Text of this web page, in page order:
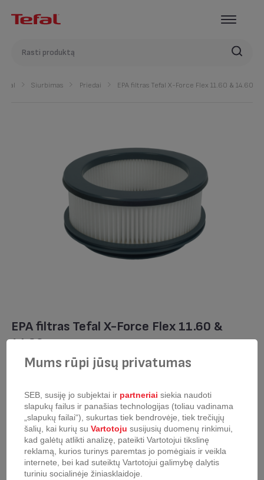
Siurbimas Priedai EPA filtras Tefal X-Force Flex 11.60 & 14.60
EPA filtras Tefal X-Force Flex 11.60 &
14.60
produkto kodas:ZR009008
Sulaikydamas labai didelius kiekius smulkių dalelių, šis filtras užtikrina,
kad patalpų oras bus švarus. Siekiant užtikrinti optimalų našumą,
rekomenduojama valyti filtrą dukart per metus. Norėdami tai padaryti,
išimkite filtrą iš prietaiso, nuplaukite tekančiu vandeniu ir palikite
išdžiūti 24 valandoms. Reguliarus valymas užtikrins optimalų
patvarumą. Filtrą reikia atnaujinti kartą per metus. Skirta vertikaliam
dulkių siurbliui (-iams): X-force Flex 11.60 TY9890, TY9879; X-force
Flex 14.60 TY9990, TY9958.
Mums rūpi jūsų privatumas
SEB, susiję jo subjektai ir partneriai siekia naudoti
slapukų failus ir panašias technologijas (toliau vadinama
„slapukų failai“), sukurtas tiek bendrovėje, tiek trečiųjų
šalių, kai kurių su Vartotoju susijusių duomenų rinkimui,
kad galėtų atlikti analizę, pateikti Vartotojui tikslinę
reklamą, kurios turinys paremtas jo pomėgiais ir veikla
internete, bei kad suteiktų Vartotojui galimybę dalytis
turiniu socialinėje žiniasklaidoje.